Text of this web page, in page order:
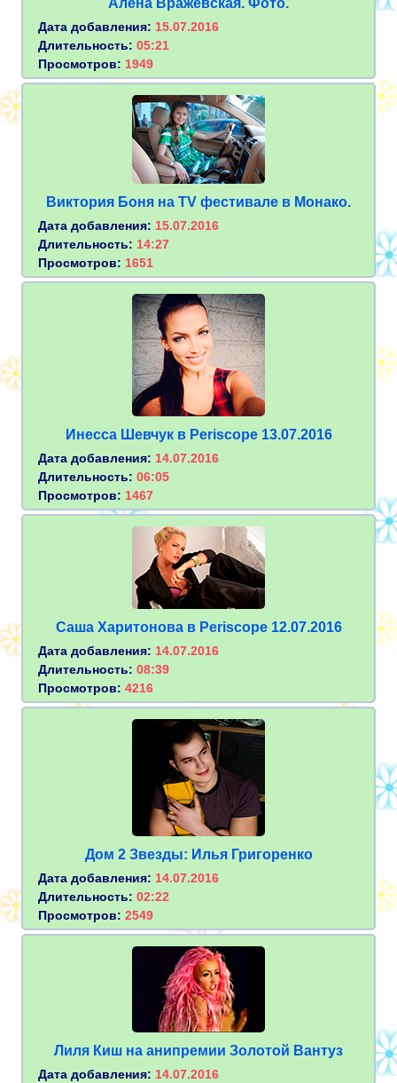
Алёна Вражевская. Фото.
Дата добавления: 15.07.2016
Длительность: 05:21
Просмотров: 1949
Виктория Боня на TV фестивале в Монако.
Дата добавления: 15.07.2016
Длительность: 14:27
Просмотров: 1651
Инесса Шевчук в Periscope 13.07.2016
Дата добавления: 14.07.2016
Длительность: 06:05
Просмотров: 1467
Саша Харитонова в Periscope 12.07.2016
Дата добавления: 14.07.2016
Длительность: 08:39
Просмотров: 4216
Дом 2 Звезды: Илья Григоренко
Дата добавления: 14.07.2016
Длительность: 02:22
Просмотров: 2549
Лиля Киш на анипремии Золотой Вантуз
Дата добавления: 14.07.2016